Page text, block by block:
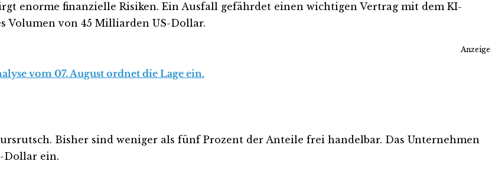
enorme finanzielle Risiken. Ein Ausfall gefährdet einen wichtigen Vertrag mit dem KI-
Volumen von 45 Milliarden US-Dollar.
Anzeige
vom 07. August ordnet die Lage ein.
Bisher sind weniger als fünf Prozent der Anteile frei handelbar. Das Unternehmen
Dollar ein.